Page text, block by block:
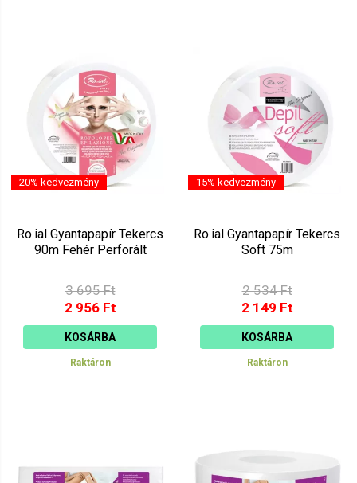
20% kedvezmény
Ro.ial Gyantapapír Tekercs
90m Fehér Perforált
3 695 Ft
2 956 Ft
KOSÁRBA
Raktáron
15% kedvezmény
Ro.ial Gyantapapír Tekercs
Soft 75m
2 534 Ft
2 149 Ft
KOSÁRBA
Raktáron